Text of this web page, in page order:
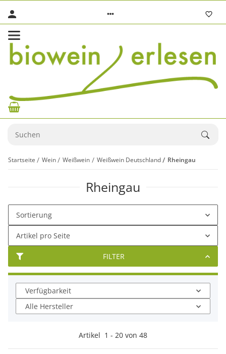
Startseite Wein Weißwein Weißwein Deutschland Rheingau
Rheingau
FILTER
Sortierung
Artikel pro Seite
Verfügbarkeit
Alle Hersteller
Artikel 1 - 20 von 48